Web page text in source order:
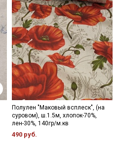
Полулен "Маковый всплеск", (на
суровом), ш.1.5м, хлопок-70%,
лен-30%, 140гр/м.кв
490 руб.